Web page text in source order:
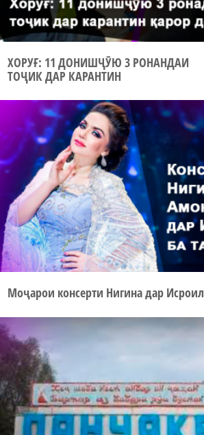
ХОРУҒ: 11 ДОНИШҶӮЮ 3 РОНАНДАИ
ТОҶИК ДАР КАРАНТИН
Моҷарои консерти Нигина дар Исроил